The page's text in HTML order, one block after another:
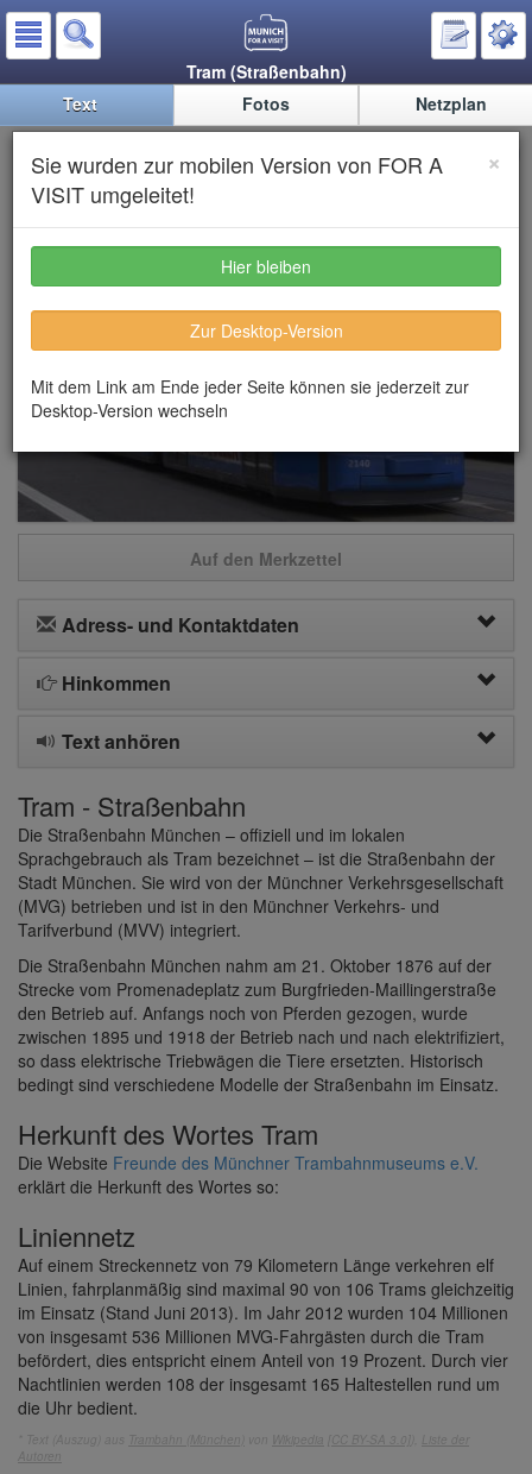
×
Sie wurden zur mobilen Version von FOR A
VISIT umgeleitet!
Hier bleiben
Zur Desktop-Version
Mit dem Link am Ende jeder Seite können sie jederzeit zur
Desktop-Version wechseln
Tram (Straßenbahn)
Text
Fotos Netzplan
Tram - Straßenbahn
Auf den Merkzettel
Adress- und Kontaktdaten
Hinkommen
Text anhören
Tram - Straßenbahn
Die Straßenbahn München – offiziell und im lokalen
Sprachgebrauch als Tram bezeichnet – ist die Straßenbahn der
Stadt München. Sie wird von der Münchner Verkehrsgesellschaft
(MVG) betrieben und ist in den Münchner Verkehrs- und
Tarifverbund (MVV) integriert.
Die Straßenbahn München nahm am 21. Oktober 1876 auf der
Strecke vom Promenadeplatz zum Burgfrieden-Maillingerstraße
den Betrieb auf. Anfangs noch von Pferden gezogen, wurde
zwischen 1895 und 1918 der Betrieb nach und nach elektrifiziert,
so dass elektrische Triebwägen die Tiere ersetzten. Historisch
bedingt sind verschiedene Modelle der Straßenbahn im Einsatz.
Herkunft des Wortes Tram
Die Website Freunde des Münchner Trambahnmuseums e.V.
erklärt die Herkunft des Wortes so:
Liniennetz
Auf einem Streckennetz von 79 Kilometern Länge verkehren elf
Linien, fahrplanmäßig sind maximal 90 von 106 Trams gleichzeitig
im Einsatz (Stand Juni 2013). Im Jahr 2012 wurden 104 Millionen
von insgesamt 536 Millionen MVG-Fahrgästen durch die Tram
befördert, dies entspricht einem Anteil von 19 Prozent. Durch vier
Nachtlinien werden 108 der insgesamt 165 Haltestellen rund um
die Uhr bedient.
* Text (Auszug) aus Trambahn (München) von Wikipedia [CC BY-SA 3.0]
Liste der
Autoren